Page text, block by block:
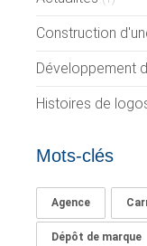
Construction
Développement
Histoires de
Mots-clés
Agence
Dépôt de marque